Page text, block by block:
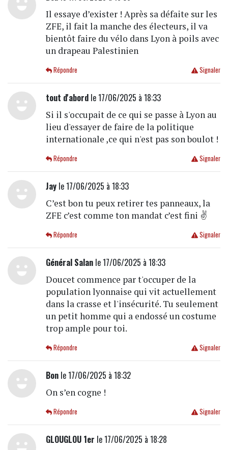
Il essaye d’exister ! Après sa défaite sur les
ZFE, il fait la manche des électeurs, il va
bientôt faire du vélo dans Lyon à poils avec
un drapeau Palestinien
Signaler
Répondre
tout d'abordle 17/06/2025 à 18:33
Si il s'occupait de ce qui se passe à Lyon au
lieu d'essayer de faire de la politique
internationale ,ce qui n'est pas son boulot !
Signaler
Répondre
Jayle 17/06/2025 à 18:33
C’est bon tu peux retirer tes panneaux, la
ZFE c’est comme ton mandat c’est fini ✌️
Signaler
Répondre
Général Salanle 17/06/2025 à 18:33
Doucet commence par t'occuper de la
population lyonnaise qui vit actuellement
dans la crasse et l'insécurité. Tu seulement
un petit homme qui a endossé un costume
trop ample pour toi.
Signaler
Répondre
Bonle 17/06/2025 à 18:32
On s’en cogne !
Signaler
Répondre
GLOUGLOU 1er le 17/06/2025 à 18:28